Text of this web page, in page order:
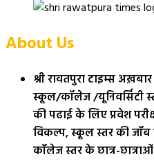
About Us
श्री रावतपुरा टाइम्स
स्कूल/कॉलेज /यूनिवर्सिटी
की पढाई के लिए प्रवेश
विकल्प, स्कूल स्तर की जॉब
कॉलेज स्तर के छात्र-